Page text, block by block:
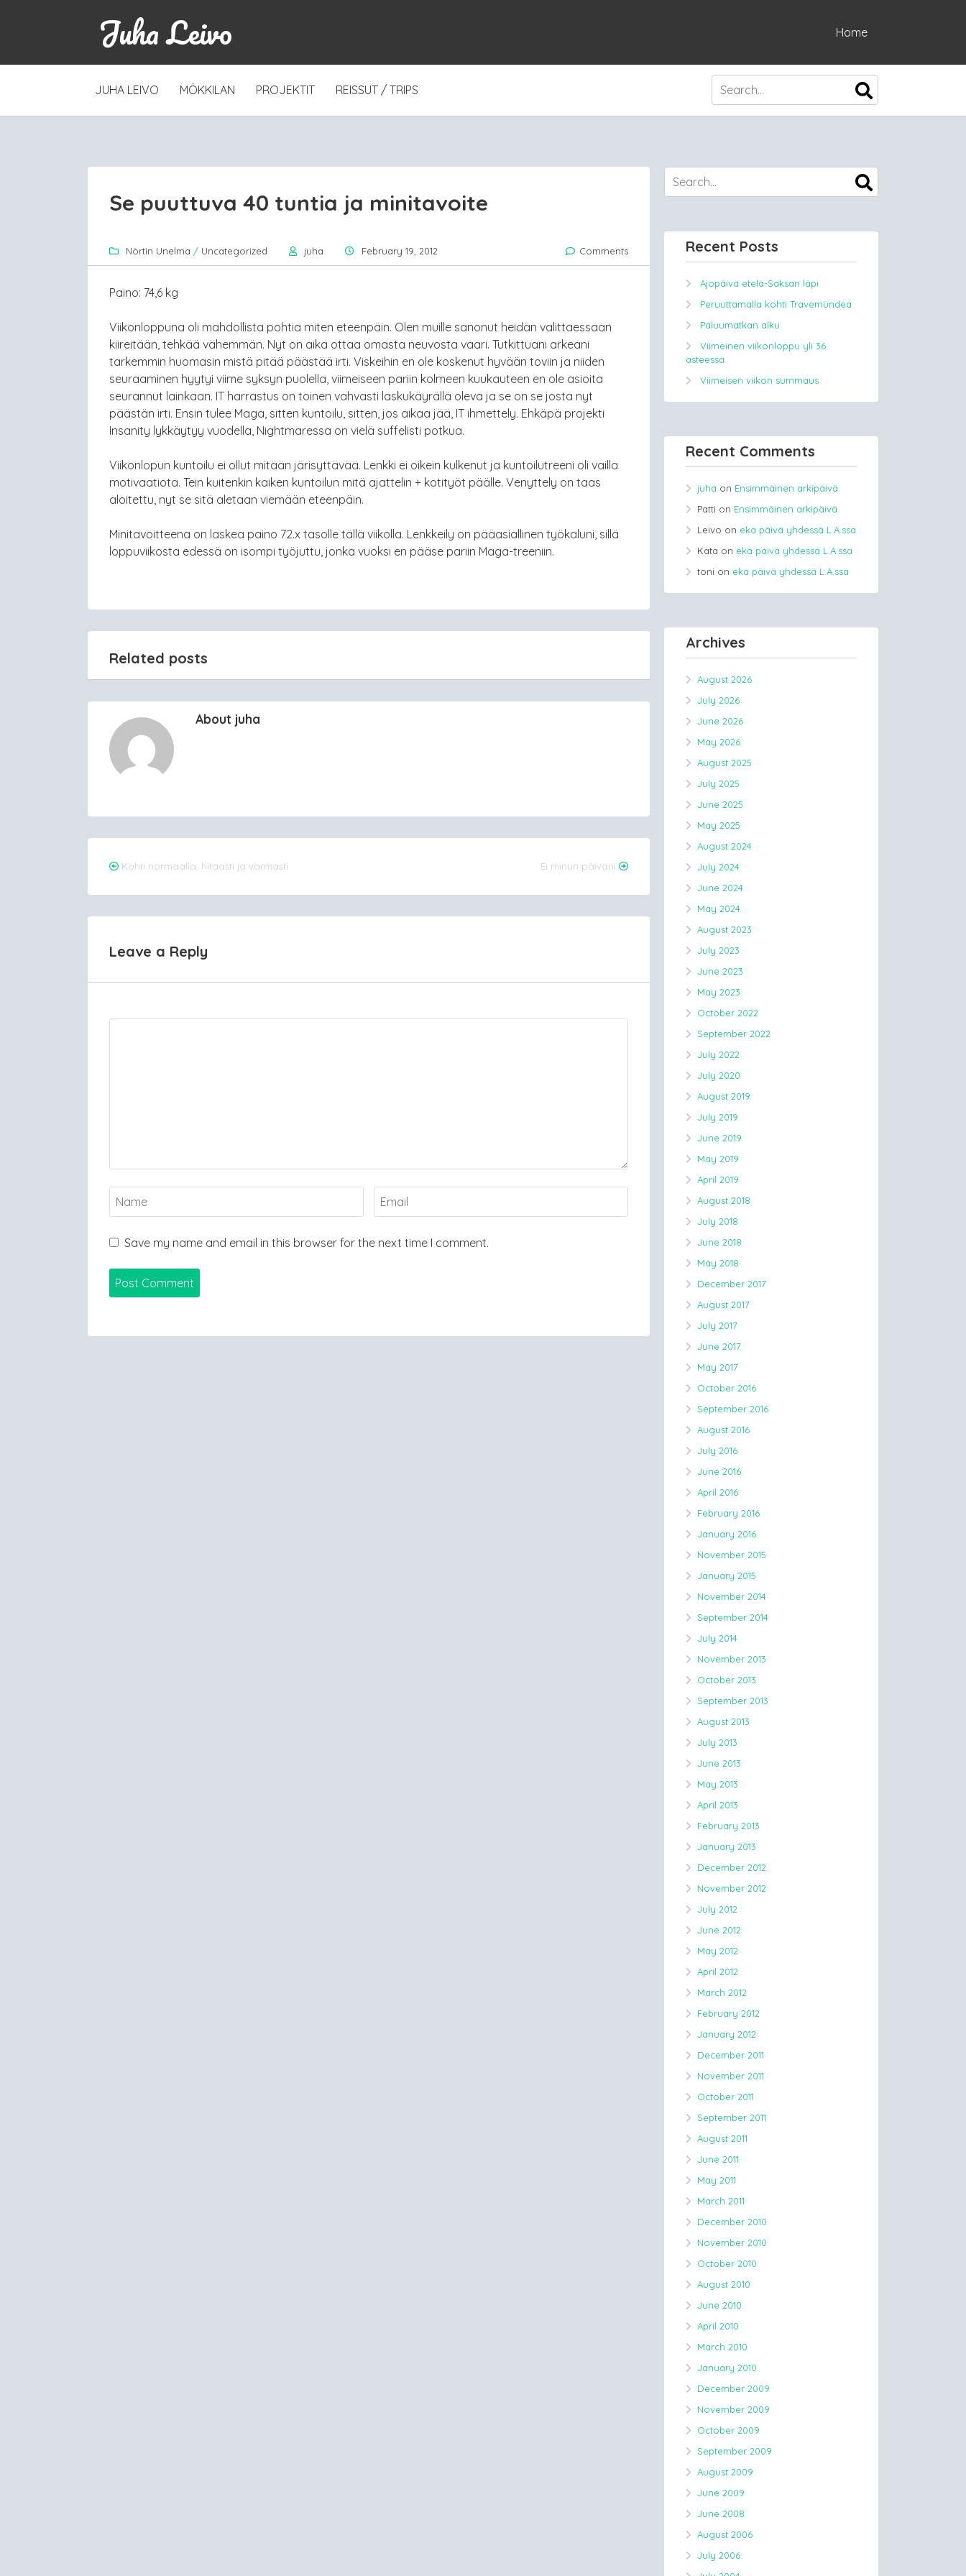
Juha Leivo Home
SKIP
JUHA LEIVO MÖKKILAN PROJEKTIT REISSUT / TRIPS
Se puuttuva 40 tuntia ja minitavoite
Nörtin Unelma / Uncategorized juha February 19, 2012 Comments
Paino: 74,6 kg
Viikonloppuna oli mahdollista pohtia miten eteenpäin. Olen muille sanonut heidän valittaessaan
kiireitään, tehkää vähemmän. Nyt on aika ottaa omasta neuvosta vaari. Tutkittuani arkeani
tarkemmin huomasin mistä pitää päästää irti. Viskeihin en ole koskenut hyvään toviin ja niiden
seuraaminen hyytyi viime syksyn puolella, viimeiseen pariin kolmeen kuukauteen en ole asioita
seurannut lainkaan. IT harrastus on toinen vahvasti laskukäyrällä oleva ja se on se josta nyt
päästän irti. Ensin tulee Maga, sitten kuntoilu, sitten, jos aikaa jää, IT ihmettely. Ehkäpä projekti
Insanity lykkäytyy vuodella, Nightmaressa on vielä suffelisti potkua.
Viikonlopun kuntoilu ei ollut mitään järisyttävää. Lenkki ei oikein kulkenut ja kuntoilutreeni oli vailla
motivaatiota. Tein kuitenkin kaiken kuntoilun mitä ajattelin + kotityöt päälle. Venyttely on taas
aloitettu, nyt se sitä aletaan viemään eteenpäin.
Minitavoitteena on laskea paino 72.x tasolle tällä viikolla. Lenkkeily on pääasiallinen työkaluni, sillä
loppuviikosta edessä on isompi työjuttu, jonka vuoksi en pääse pariin Maga-treeniin.
Related posts
About juha
Post
navigation
Kohti normaalia, hitaasti ja varmasti Ei minun päiväni
Leave a Reply
Save my name and email in this browser for the next time I comment.
Recent Posts
Ajopäivä etelä-Saksan läpi
Peruuttamalla kohti Travemündea
Paluumatkan alku
Viimeinen viikonloppu yli 36
asteessa.
Viimeisen viikon summaus
Recent Comments
juha on Ensimmäinen arkipäivä
Patti on Ensimmäinen arkipäivä
Leivo on eka päivä yhdessä L.A.ssa
Kata on eka päivä yhdessä L.A.ssa
toni on eka päivä yhdessä L.A.ssa
Archives
August 2026
July 2026
June 2026
May 2026
August 2025
July 2025
June 2025
May 2025
August 2024
July 2024
June 2024
May 2024
August 2023
July 2023
June 2023
May 2023
October 2022
September 2022
July 2022
July 2020
August 2019
July 2019
June 2019
May 2019
April 2019
August 2018
July 2018
June 2018
May 2018
December 2017
August 2017
July 2017
June 2017
May 2017
October 2016
September 2016
August 2016
July 2016
June 2016
April 2016
February 2016
January 2016
November 2015
January 2015
November 2014
September 2014
July 2014
November 2013
October 2013
September 2013
August 2013
July 2013
June 2013
May 2013
April 2013
February 2013
January 2013
December 2012
November 2012
July 2012
June 2012
May 2012
April 2012
March 2012
February 2012
January 2012
December 2011
November 2011
October 2011
September 2011
August 2011
June 2011
May 2011
March 2011
December 2010
November 2010
October 2010
August 2010
June 2010
April 2010
March 2010
January 2010
December 2009
November 2009
October 2009
September 2009
August 2009
June 2009
June 2008
August 2006
July 2006